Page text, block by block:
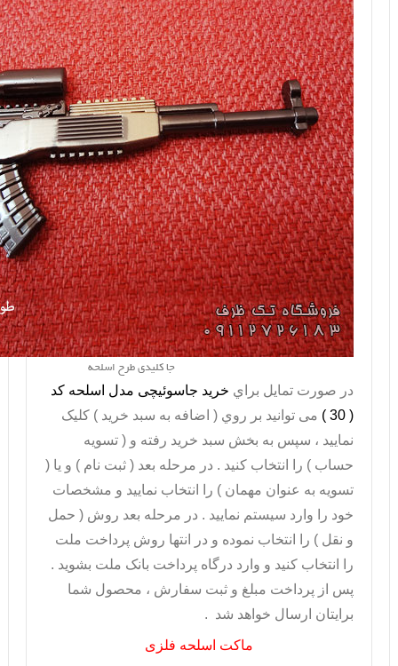
جا کلیدی طرح اسلحه
در صورت تمايل براي خريد جاسوئیچی مدل اسلحه کد
( 30 )
می توانيد بر روي ( اضافه به سبد خريد ) کليک
نماييد ، سپس به بخش سبد خريد رفته و ( تسويه
حساب ) را انتخاب کنيد . در مرحله بعد ( ثبت نام ) و يا (
تسويه به عنوان مهمان ) را انتخاب نماييد و مشخصات
خود را وارد سيستم نماييد . در مرحله بعد روش ( حمل
و نقل ) را انتخاب نموده و در انتها روش پرداخت ملت
را انتخاب کنيد و وارد درگاه پرداخت بانک ملت بشويد .
پس از پرداخت مبلغ و ثبت سفارش ، محصول شما
برايتان ارسال خواهد شد .
ماکت اسلحه فلزی